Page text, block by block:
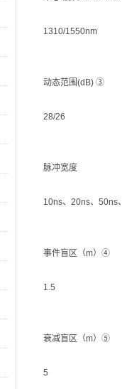
1310/1550nm
动态范围(dB) ③
28/26
脉冲宽度
10ns、20ns、50ns
事件盲区（m）④
1.5
衰减盲区（m）⑤
5